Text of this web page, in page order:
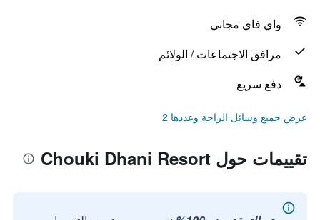
واي فاي مجاني
مرافق الاجتماعات / الولائم
دفع سريع
عرض جميع وسائل الراحة وعددها 2
تقييمات حول Chouki Dhani Resort